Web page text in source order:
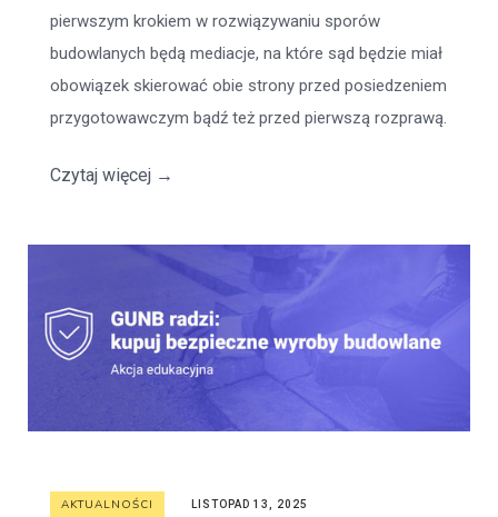
pierwszym krokiem w rozwiązywaniu sporów
budowlanych będą mediacje, na które sąd będzie miał
obowiązek skierować obie strony przed posiedzeniem
przygotowawczym bądź też przed pierwszą rozprawą.
Czytaj więcej →
AKTUALNOŚCI LISTOPAD 13, 2025